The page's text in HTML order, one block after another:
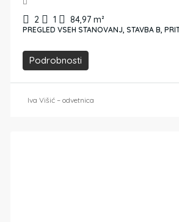
2 1 84,97 m²
PREGLED VSEH STANOVANJ, STAVBA B,
Podrobnosti
Iva Višić – odvetnica